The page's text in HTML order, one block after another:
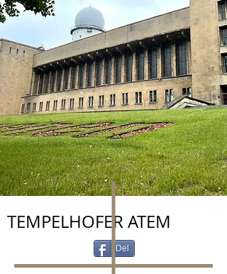
TEMPELHOFER ATEM
Del